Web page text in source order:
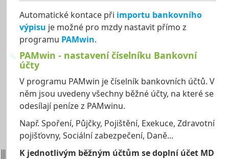
Automatické kontace při importu bankovního
výpisu je možné pro mzdy nastavit přímo z
programu PAMwin.
PAMwin - nastavení číselníku Bankovní
účty
V programu PAMwin je číselník bankovních účtů. V
něm jsou uvedeny všechny běžné účty, na které se
odesílají peníze z PAMwinu.
Např. Spoření, Půjčky, Pojištění, Exekuce, Zdravotní
pojišťovny, Sociální zabezpečení, Daně...
K jednotlivým běžným účtům se doplní účet MD